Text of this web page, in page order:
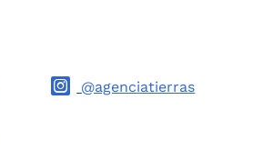
@agenciatierras